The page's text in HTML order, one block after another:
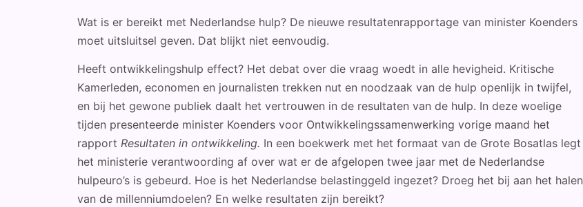
Wat is er bereikt met Nederlandse hulp? De nieuwe resultatenrapportage van minister Koenders
moet uitsluitsel geven. Dat blijkt niet eenvoudig.
Heeft ontwikkelingshulp effect? Het debat over die vraag woedt in alle hevigheid. Kritische
Kamerleden, economen en journalisten trekken nut en noodzaak van de hulp openlijk in twijfel,
en bij het gewone publiek daalt het vertrouwen in de resultaten van de hulp. In deze woelige
tijden presenteerde minister Koenders voor Ontwikkelingssamenwerking vorige maand het
rapport Resultaten in ontwikkeling. In een boekwerk met het formaat van de Grote Bosatlas legt
het ministerie verantwoording af over wat er de afgelopen twee jaar met de Nederlandse
hulpeuro’s is gebeurd. Hoe is het Nederlandse belastinggeld ingezet? Droeg het bij aan het halen
van de millenniumdoelen? En welke resultaten zijn bereikt?